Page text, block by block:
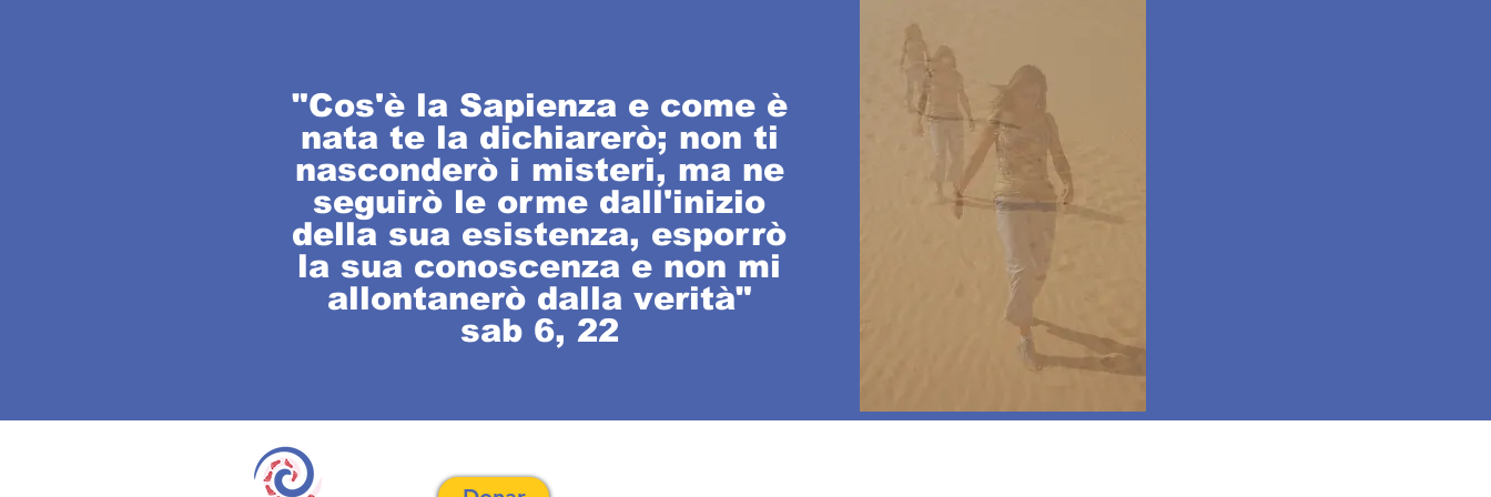
"Cos'è la Sapienza e come è
nata te la dichiarerò; non ti
nasconderò i misteri, ma ne
seguirò le orme dall'inizio
della sua esistenza, esporrò
la sua conoscenza e non mi
allontanerò dalla verità"
sab 6, 22